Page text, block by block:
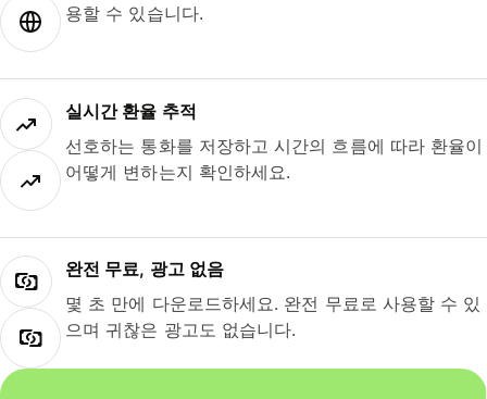
용할 수 있습니다.
실시간 환율 추적
선호하는 통화를 저장하고 시간의 흐름에 따라 환율이
어떻게 변하는지 확인하세요.
완전 무료, 광고 없음
몇 초 만에 다운로드하세요. 완전 무료로 사용할 수 있
으며 귀찮은 광고도 없습니다.